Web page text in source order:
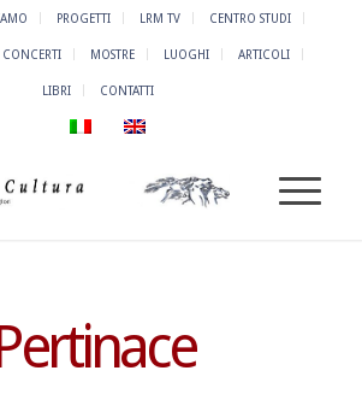
PROGETTI LRM TV CENTRO STUDI
CONCERTI MOSTRE LUOGHI ARTICOLI
LIBRI CONTATTI